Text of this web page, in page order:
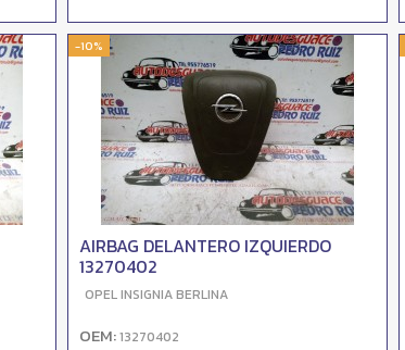
-10%
AIRBAG DELANTERO IZQUIERDO
13270402
OPEL INSIGNIA BERLINA
OEM:13270402